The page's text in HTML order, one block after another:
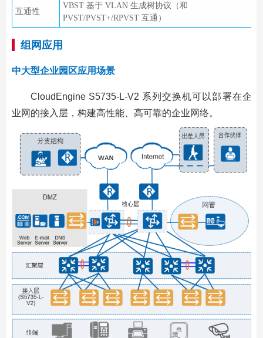
互通性
VBST 基于 VLAN 生成树协议（和
PVST/PVST+/RPVST 互通）
组网应用
中大型企业园区应用场景
CloudEngine S5735-L-V2 系列交换机可以部署在企
业网的接入层，构建高性能、高可靠的企业网络。